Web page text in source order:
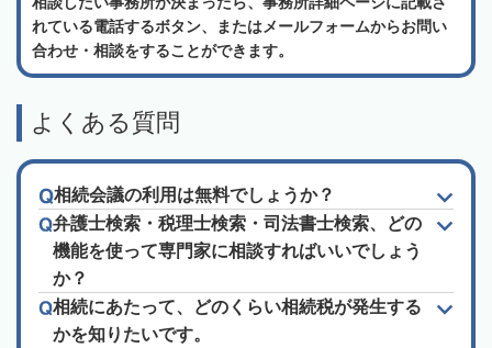
れている電話するボタン、またはメールフォームからお問い
合わせ・相談をすることができます。
よくある質問
相続会議の利用は無料でしょうか？
弁護士検索・税理士検索・司法書士検索、どの
機能を使って専門家に相談すればいいでしょう
か？
相続にあたって、どのくらい相続税が発生する
かを知りたいです。